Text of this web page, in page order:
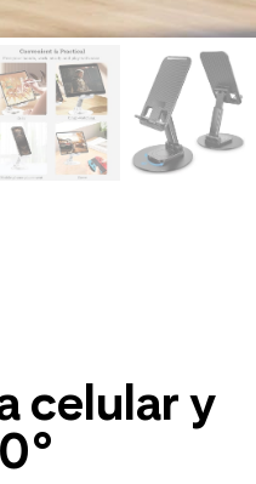
celular y